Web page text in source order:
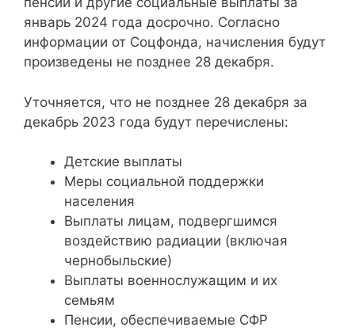
январь 2024 года досрочно. Согласно
информации от Соцфонда, начисления будут
произведены не позднее 28 декабря.
Уточняется, что не позднее 28 декабря за
декабрь 2023 года будут перечислены:
Детские выплаты
Меры социальной поддержки
населения
Выплаты лицам, подвергшимся
воздействию радиации (включая
чернобыльские)
Выплаты военнослужащим и их
семьям
Пенсии, обеспечиваемые СФР